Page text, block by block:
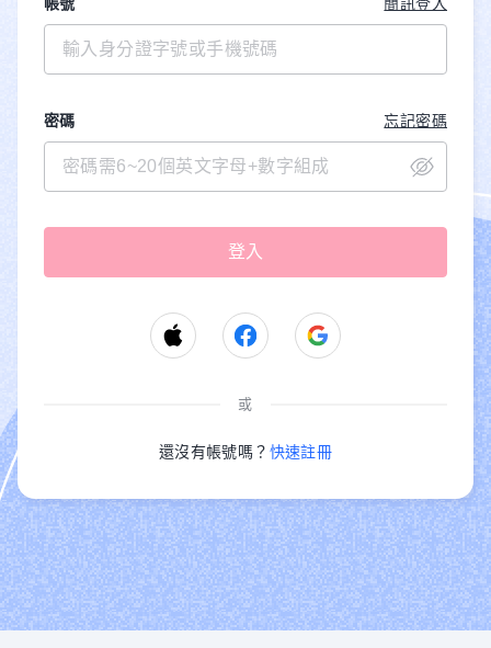
密碼 忘記密碼
或
還沒有帳號嗎？ 快速註冊